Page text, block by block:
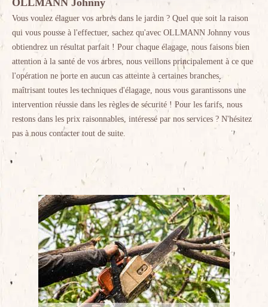
OLLMANN Johnny
Vous voulez élaguer vos arbres dans le jardin ? Quel que soit la raison
qui vous pousse à l'effectuer, sachez qu'avec OLLMANN Johnny vous
obtiendrez un résultat parfait ! Pour chaque élagage, nous faisons bien
attention à la santé de vos arbres, nous veillons principalement à ce que
l'opération ne porte en aucun cas atteinte à certaines branches,
maîtrisant toutes les techniques d'élagage, nous vous garantissons une
intervention réussie dans les règles de sécurité ! Pour les tarifs, nous
restons dans les prix raisonnables, intéressé par nos services ? N'hésitez
pas à nous contacter tout de suite.